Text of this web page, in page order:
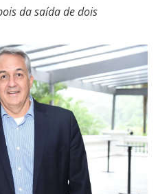
da saída de dois